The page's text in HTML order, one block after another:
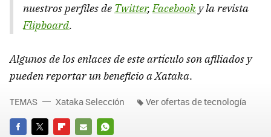
nuestros perfiles de Twitter,Facebook y la revista
Flipboard.
Algunos de los enlaces de este artículo son afiliados y
pueden reportar un beneficio a Xataka.
TEMAS Xataka Selección Ver ofertas de tecnología